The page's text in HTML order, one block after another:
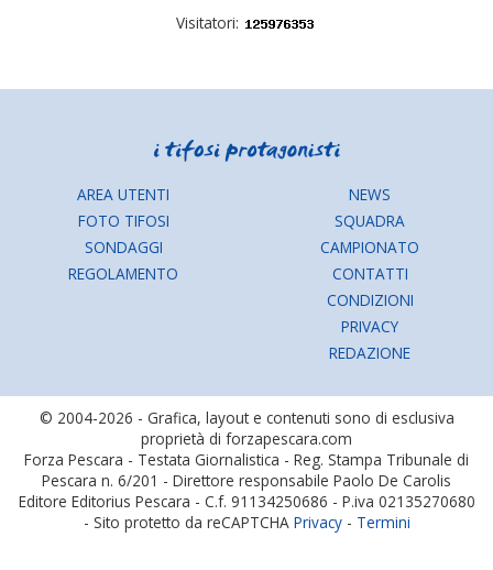
Visitatori:
AREA UTENTI
FOTO TIFOSI
SONDAGGI
REGOLAMENTO
NEWS
SQUADRA
CAMPIONATO
CONTATTI
CONDIZIONI
PRIVACY
REDAZIONE
© 2004-2026 - Grafica, layout e contenuti sono di esclusiva
proprietà di forzapescara.com
Forza Pescara - Testata Giornalistica - Reg. Stampa Tribunale di
Pescara n. 6/201 - Direttore responsabile Paolo De Carolis
Editore Editorius Pescara - C.f. 91134250686 - P.iva 02135270680
- Sito protetto da reCAPTCHA Privacy- Termini